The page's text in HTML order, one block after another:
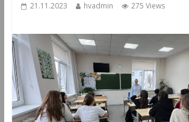
21.11.2023 hvadmin 275 Views